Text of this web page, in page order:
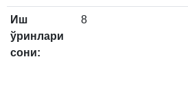
Иш
ўринлари
сони:
8